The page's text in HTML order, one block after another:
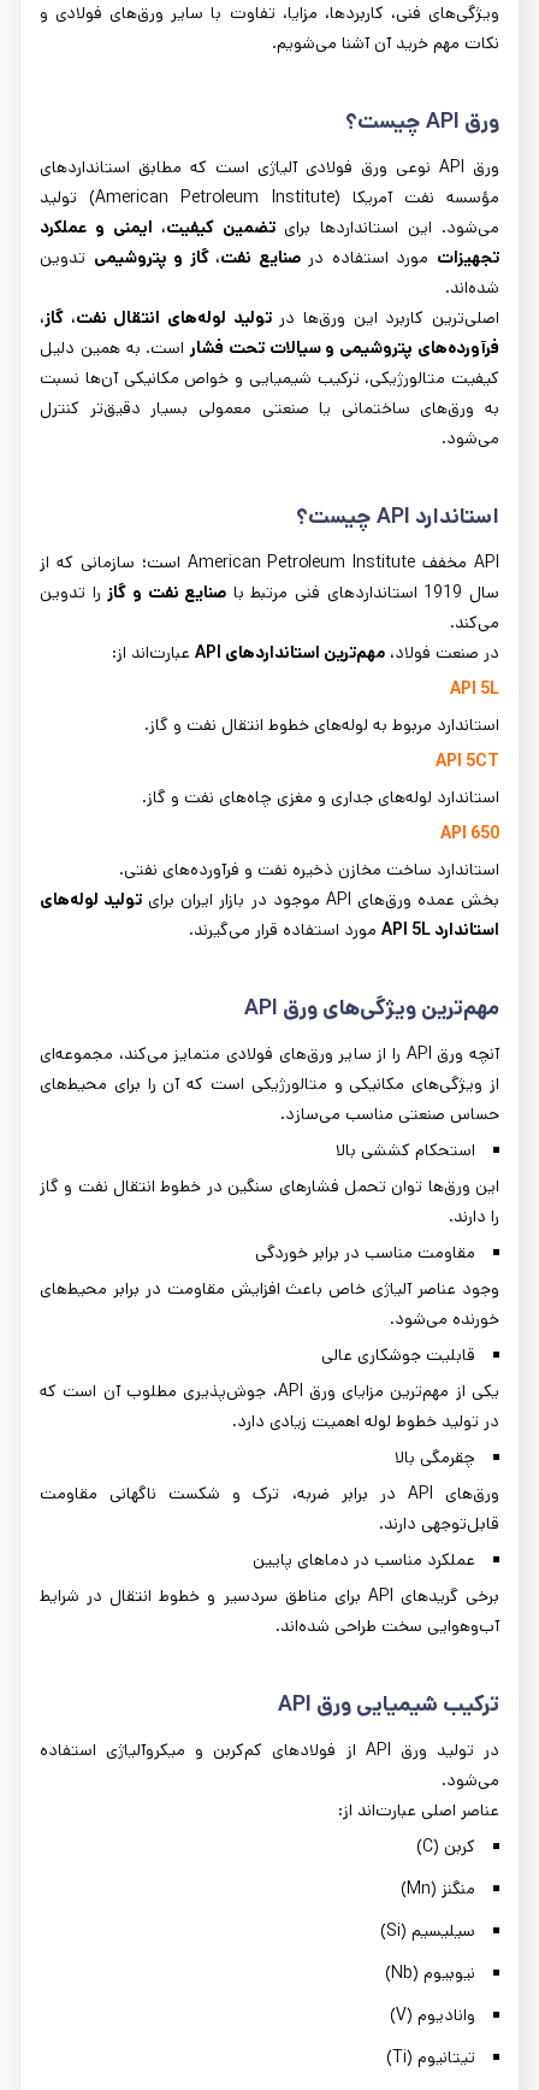
ویژگی‌های فنی، کاربردها، مزایا، تفاوت با سایر ورق‌های فولادی و
نکات مهم خرید آن آشنا می‌شویم.
ورق چیست؟
ورق API نوعی ورق فولادی آلیاژی است که مطابق استانداردهای
مؤسسه نفت آمریکا (American Petroleum Institute) تولید
می‌شود. این استانداردها برایتضمین کیفیت، ایمنی و عملکرد
تجهیزات مورد استفاده درصنایع نفت، گاز و پتروشیمی تدوین
شده‌اند.
اصلی‌ترین کاربرد این ورق‌ها درتولید لوله‌های انتقال نفت، گاز،
فرآورده‌های پتروشیمی و سیالات تحت فشاراست. به همین دلیل
کیفیت متالورژیکی، ترکیب شیمیایی و خواص مکانیکی آن‌ها نسبت
به ورق‌های ساختمانی یا صنعتی معمولی بسیار دقیق‌تر کنترل
می‌شود.
استاندارد چیست؟
API مخفف American Petroleum Institute است؛ سازمانی که از
سال 1919 استانداردهای فنی مرتبط با
صنایع نفت و گازرا تدوین
می‌کند.
در صنعت فولاد، مهم‌ترین استانداردهای
عبارت‌اند از:
API 5L
استاندارد مربوط به لوله‌های خطوط انتقال نفت و گاز.
API 5CT
استاندارد لوله‌های جداری و مغزی چاه‌های نفت و گاز.
API 650
استاندارد ساخت مخازن ذخیره نفت و فرآورده‌های نفتی.
بخش عمده ورق‌های API موجود در بازار ایران برای
تولید لوله‌های
استاندارد
مورد استفاده قرار می‌گیرند.
مهم‌ترین ویژگی‌های ورق
آنچه ورق API را از سایر ورق‌های فولادی متمایز می‌کند، مجموعه‌ای
از ویژگی‌های مکانیکی و متالورژیکی است که آن را برای محیط‌های
حساس صنعتی مناسب می‌سازد.
استحکام کششی بالا
این ورق‌ها توان تحمل فشارهای سنگین در خطوط انتقال نفت و گاز
را دارند.
مقاومت مناسب در برابر خوردگی
وجود عناصر آلیاژی خاص باعث افزایش مقاومت در برابر محیط‌های
خورنده می‌شود.
قابلیت جوشکاری عالی
یکی از مهم‌ترین مزایای ورق API، جوش‌پذیری مطلوب آن است که
در تولید خطوط لوله اهمیت زیادی دارد.
چقرمگی بالا
ورق‌های API در برابر ضربه، ترک و شکست ناگهانی مقاومت
قابل‌توجهی دارند.
عملکرد مناسب در دماهای پایین
برخی گریدهای API برای مناطق سردسیر و خطوط انتقال در شرایط
آب‌وهوایی سخت طراحی شده‌اند.
ترکیب شیمیایی ورق
در تولید ورق API از فولادهای کم‌کربن و میکروآلیاژی استفاده
می‌شود.
عناصر اصلی عبارت‌اند از:
کربن (C)
منگنز (Mn)
سیلیسیم (Si)
نیوبیوم (Nb)
وانادیوم (V)
تیتانیوم (Ti)